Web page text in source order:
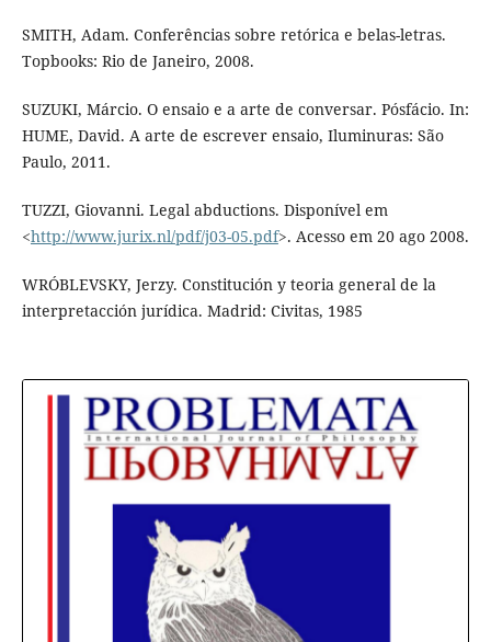
SMITH, Adam. Conferências sobre retórica e belas-letras.
Topbooks: Rio de Janeiro, 2008.
SUZUKI, Márcio. O ensaio e a arte de conversar. Pósfácio. In:
HUME, David. A arte de escrever ensaio, Iluminuras: São
Paulo, 2011.
TUZZI, Giovanni. Legal abductions. Disponível em
<http://www.jurix.nl/pdf/j03-05.pdf>. Acesso em 20 ago 2008.
WRÓBLEVSKY, Jerzy. Constitución y teoria general de la
interpretacción jurídica. Madrid: Civitas, 1985